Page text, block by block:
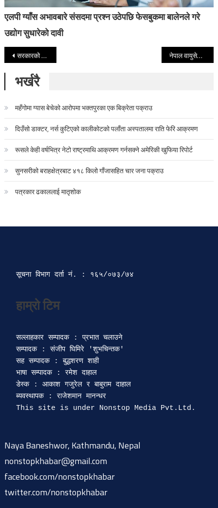
एलपी ग्याँस अभावबारे संसदमा प्रश्न उठेपछि फेसबुकमा बालेनले गरे
उद्योग सुधारेको दावी
Post navigation
सरकारको नीति तथा कार्यक्रममा नेकपाको १० बुँदे सुझाव नेपाल वायुसेवा निगमको सञ्चालक सदस्यमा ५ जना नियुक्त, ७ दिनभित्र नियुक्ति लिन मन्त्रालयको आह्वान
भर्खरै
महँगोमा ग्यास बेचेको आरोपमा भक्तपुरका एक बिक्रेता पक्राउ
दिउँसो डाक्टर, नर्स कुटिएको कालीकोटको पलाँता अस्पतालमा राति फेरि आक्रमण
रूसले केही वर्षभित्र नेटो राष्ट्रमाथि आक्रमण गर्नसक्ने अमेरिकी खुफिया रिपोर्ट
सुनसरीको बराहक्षेत्रबाट ४१८ किलो गाँजासहित चार जना पक्राउ
पत्रकार ढकाललाई मातृशोक
सूचना विभाग दर्ता‍ नं. : १६५/०७३/७४
हाम्रो टिम
सल्लाहकार सम्पादक : प्रभात चलाउने
सम्पादक : संजीप घिमिरे 'शुभचिन्तक'
सह सम्पादक : बुद्धशरण शाही
भाषा सम्पादक : रमेश दाहाल
डेस्क : आकाश गजुरेल र बाबुराम दाहाल
ब्यवस्थापक : राजेशमान मानन्धर
Naya Baneshwor, Kathmandu, Nepal
nonstopkhabar@gmail.com
facebook.com/nonstopkhabar
twitter.com/nonstopkhabar